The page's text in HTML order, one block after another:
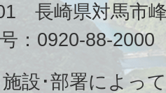
長崎県対馬市
：0920-88-2000
設･部署によっ